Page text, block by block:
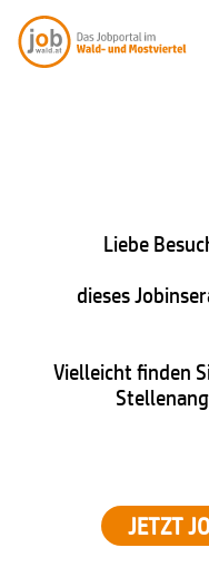
Liebe
dieses
Vielleicht finden
JETZT